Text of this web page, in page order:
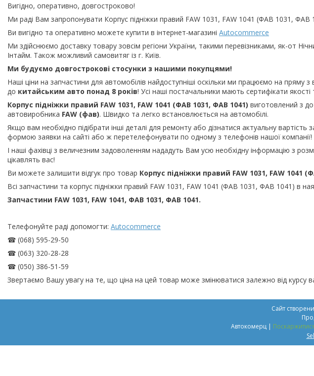
Вигідно, оперативно, довгостроково!
Ми раді Вам запропонувати Корпус підніжки правий FAW 1031, FAW 1041 (ФАВ 1031, ФАВ
Ви вигідно та оперативно можете купити в інтернет-магазині Autocommerce
Ми здійснюємо доставку товару зовсім регіони України, такими перевізниками, як-от
Інтайм. Також можливий самовитяг із г. Київ.
Ми будуємо довгострокові стосунки з нашими покупцями!
Наші ціни на запчастини для автомобілів найдоступніші оскільки ми працюємо на пряму
до китайським авто понад 8 років! Усі наші постачальники мають сертифікати
Корпус підніжки правий FAW 1031, FAW 1041 (ФАВ 1031, ФАВ 1041) виготовлений з
автовиробника FAW (фав). Швидко та легко встановлюється на автомобілі.
Якщо вам необхідно підібрати інші деталі для ремонту або дізнатися актуальну
формою заявки на сайті або ж перетелефонувати по одному з телефонів нашої компанії!
І наші фахівці з величезним задоволенням нададуть Вам усю необхідну інформацію з
цікавлять вас!
Ви можете залишити відгук про товар Корпус підніжки правий FAW 1031, FAW 1041
Всі запчастини та корпус підніжки правий FAW 1031, FAW 1041 (ФАВ 1031, ФАВ 1041) в
Запчастини FAW 1031, FAW 1041, ФАВ 1031, ФАВ 1041.
Телефонуйте раді допомогти: Autocommerce
☎ (068) 595-29-50
☎ (063) 320-28-28
☎ (050) 386-51-59
Звертаємо Вашу увагу на те, що ціна на цей товар може змінюватися залежно від курсу
Сайт
Автокомерц |